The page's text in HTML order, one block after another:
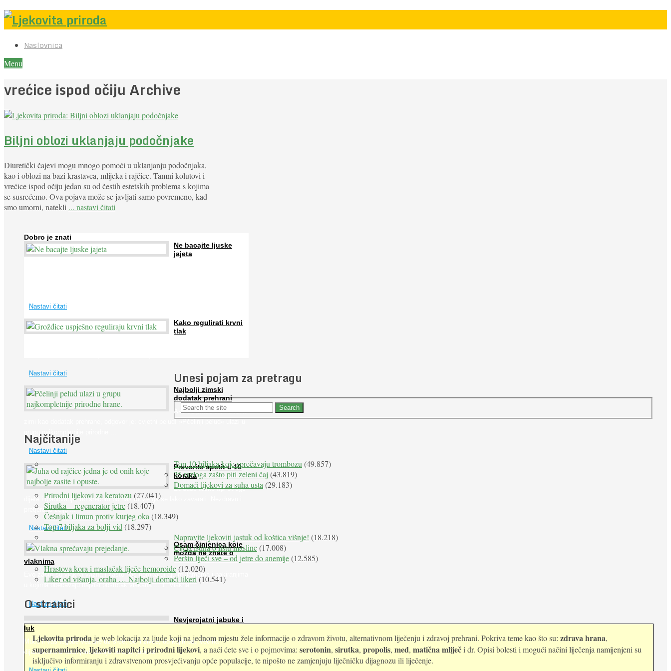
Naslovnica
Menu
vrećice ispod očiju Archive
Biljni oblozi uklanjaju podočnjake
Diuretički čajevi mogu mnogo pomoći u uklanjanju podočnjaka,
kao i oblozi na bazi krastavca, mlijeka i rajčice. Tamni kolutovi i
vrećice ispod očiju jedan su od čestih estetskih problema s kojima
se susrećemo. Ova pojava može se javljati samo povremeno, kad
smo umorni, natekli ... nastavi čitati
Dobro je znati
Ne bacajte ljuske
jajeta
Nastavi čitati
Kako regulirati krvni
tlak
Nastavi čitati
Najbolji zimski
dodatak prehrani
Ako se pitate što nabaviti
grupu najkompletnije prirodne ...
Nastavi čitati
Prevarite apetit u 10
koraka
Želudac teško trpi stroge
dijete i gladovanje, no srećom po nas može ga se lako zavarati. Nezdravu i
pretjeranu želju ...
Nastavi čitati
Osam činjenica koje
možda ne znate o
vlaknima
Evo zašto su vlakna važna i zašto nas bombardiraju reklamama i pakiranjima
u kojima obećavaju najviši postotak vlakana ... 1. Vlakna ...
Nastavi čitati
Nevjerojatni jabuke i
luk
Muče li vas tegobe vezane uz srce, oči i živce, od kojih pati većina
dijabetičara u kasnijem stadiju bolesti, jabuke ...
Unesi pojam za pretragu
Najčitanije
Top 10 biljaka koje sprečavaju trombozu (49.857)
25 razloga zašto piti zeleni čaj (43.819)
Domaći lijekovi za suha usta (29.183)
Prirodni lijekovi za keratozu (27.041)
Sirutka – regenerator jetre(18.407)
Češnjak i limun protiv kurjeg oka (18.349)
Top 7 biljaka za bolji vid (18.297)
Napravite ljekoviti jastuk od koštica višnje! (18.218)
Cijela istina o listu masline(17.008)
Peršin liječi sve – od jetre do anemije(12.585)
Hrastova kora i maslačak liječe hemoroide(12.020)
Liker od višanja, oraha … Najbolji domaći likeri (10.541)
O stranici
Ljekovita prirodaje web lokacija za ljude koji na jednom mjestu žele informacije o zdravom životu, alternativnom liječenju i zdravoj prehrani. Pokriva teme kao što su: zdrava hrana,
supernamirnice,ljekoviti napitciiprirodni lijekovi, a naći ćete sve i o pojmovima: serotonin, sirutka, propolis, med, matična mliječi dr. Opisi bolesti i mogući načini liječenja namijenjeni su
isključivo informiranju i zdravstvenom prosvjećivanju opće populacije, te nipošto ne zamjenjuju liječničku dijagnozu ili liječenje.